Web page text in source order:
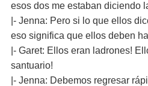
esos dos me estaban diciendo
|- Jenna: Pero si lo que ellos
eso significa que ellos deben
|- Garet: Ellos eran ladrones!
santuario!
|- Jenna: Debemos regresar